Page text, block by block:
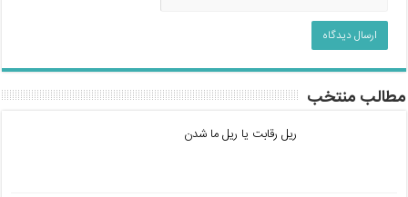
مطالب منتخب
ریل رقابت یا ریل ما شدن